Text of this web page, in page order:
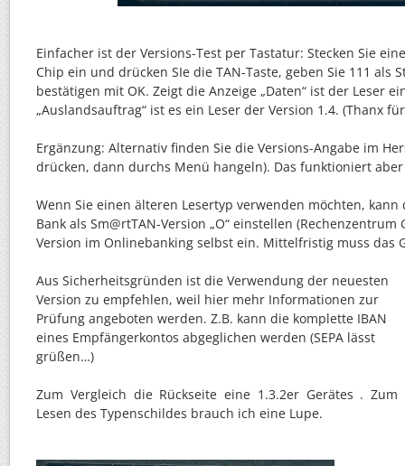
Einfacher ist der Versions-Test per Tastatur: Stecken Sie
Chip ein und drücken SIe die TAN-Taste, geben Sie 111 als
bestätigen mit OK. Zeigt die Anzeige „Daten“ ist der Leser
„Auslandsauftrag“ ist es ein Leser der Version 1.4. (Thanx
Ergänzung: Alternativ finden Sie die Versions-Angabe im
drücken, dann durchs Menü hangeln). Das funktioniert
Wenn Sie einen älteren Lesertyp verwenden möchten,
Bank als Sm@rtTAN-Version „O“ einstellen (Rechenzentrum
Version im Onlinebanking selbst ein. Mittelfristig muss das
Aus Sicherheitsgründen ist die Verwendung der neuesten
Version zu empfehlen, weil hier mehr Informationen zur
Prüfung angeboten werden. Z.B. kann die komplette IBAN
eines Empfängerkontos abgeglichen werden (SEPA lässt
grüßen…)
Zum Vergleich die Rückseite eine 1.3.2er Gerätes . Zum
Lesen des Typenschildes brauch ich eine Lupe.